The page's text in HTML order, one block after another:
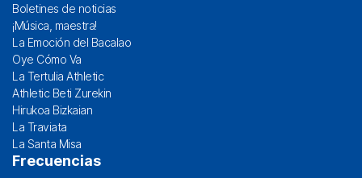
Boletines de noticias
¡Música, maestra!
La Emoción del Bacalao
Oye Cómo Va
La Tertulia Athletic
Athletic Beti Zurekin
Hirukoa Bizkaian
La Traviata
La Santa Misa
Frecuencias